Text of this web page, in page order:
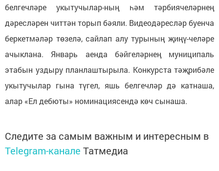
белгечләре укытучылар-ның һәм тәрбиячеләрнең
дәресләрен читтән торып бәяли. Видеодәресләр буенча
беркетмәләр төзелә, сайлап алу турының җиңү-челәре
ачыклана. Январь аенда бәйгеләрнең муниципаль
этабын уздыру планлаштырыла. Конкурста тәҗрибәле
укытучылар гына түгел, яшь белгечләр дә катнаша,
алар «Ел дебюты» номинациясендә көч сынаша.
Следите за самым важным и интересным в
Telegram-канале Татмедиа